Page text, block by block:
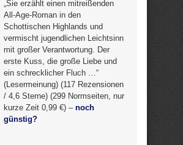
„Sie erzählt einen mitreißenden
All-Age-Roman in den
Schottischen Highlands und
vermischt jugendlichen Leichtsinn
mit großer Verantwortung. Der
erste Kuss, die große Liebe und
ein schrecklicher Fluch …“
(Lesermeinung) (117 Rezensionen
/ 4,6 Sterne) (299 Normseiten, nur
kurze Zeit 0,99 €) – noch
günstig?